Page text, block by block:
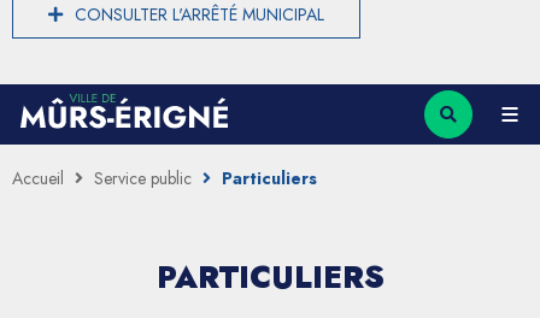
CONSULTER L'ARRÊTÉ MUNICIPAL
Accueil Service public Particuliers
PARTICULIERS